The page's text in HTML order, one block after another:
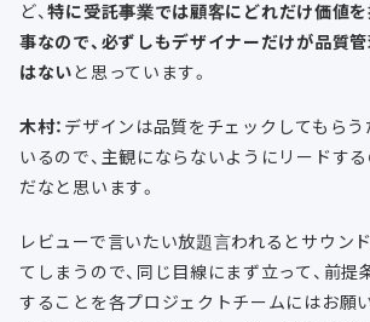
ど、特に受託事業では顧客にどれだけ価値
事なので、必ずしもデザイナーだけが品質
はないと思っています。
木村： デザインは品質をチェックしてもら
いるので、主観にならないようにリードす
だなと思います。
レビューで言いたい放題言われるとサウン
てしまうので、同じ目線にまず立って、前
することを各プロジェクトチームにはお願